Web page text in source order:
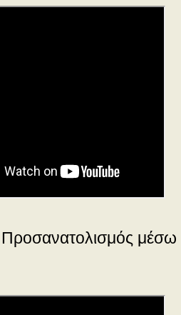
μέσω